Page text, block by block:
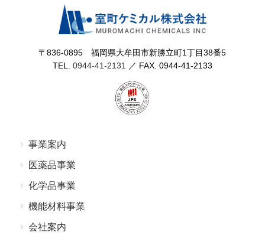
〒836-0895 福岡県⼤牟⽥市新勝⽴町1丁⽬38番5
TEL. 0944-41-2131 ／ FAX. 0944-41-2133
事業案内
医薬品事業
化学品事業
機能材料事業
会社案内